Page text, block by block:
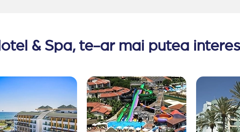
& Spa, te-ar mai putea